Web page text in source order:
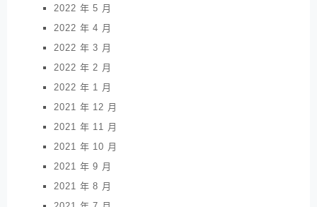
2022 年 5 月
2022 年 4 月
2022 年 3 月
2022 年 2 月
2022 年 1 月
2021 年 12 月
2021 年 11 月
2021 年 10 月
2021 年 9 月
2021 年 8 月